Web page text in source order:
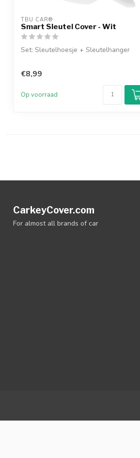
TBU CAR®
Smart Sleutel Cover - Wit
Set: Sleutelhoesje + Sleutelhanger
€8,99
Op voorraad
CarkeyCover.com
For almost all brands of car